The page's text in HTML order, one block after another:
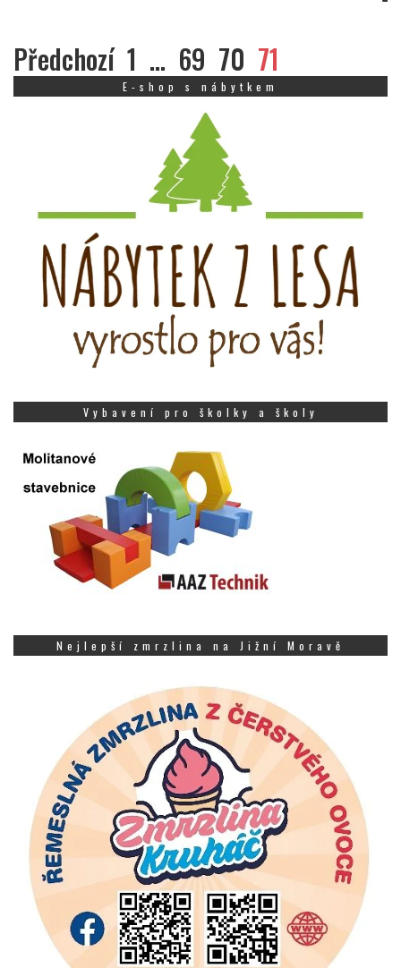
Předchozí 1 … 69 70 71
E-shop s nábytkem
Vybavení pro školky a školy
Nejlepší zmrzlina na Jižní Moravě